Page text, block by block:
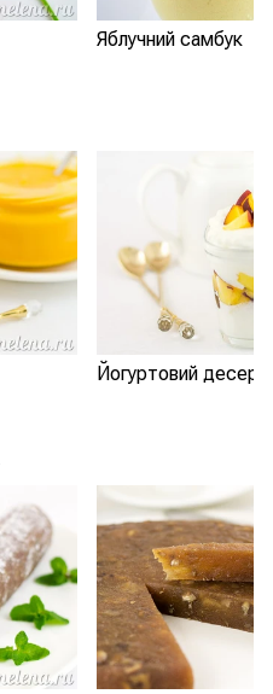
Яблучний самбук
Йогуртовий десерт